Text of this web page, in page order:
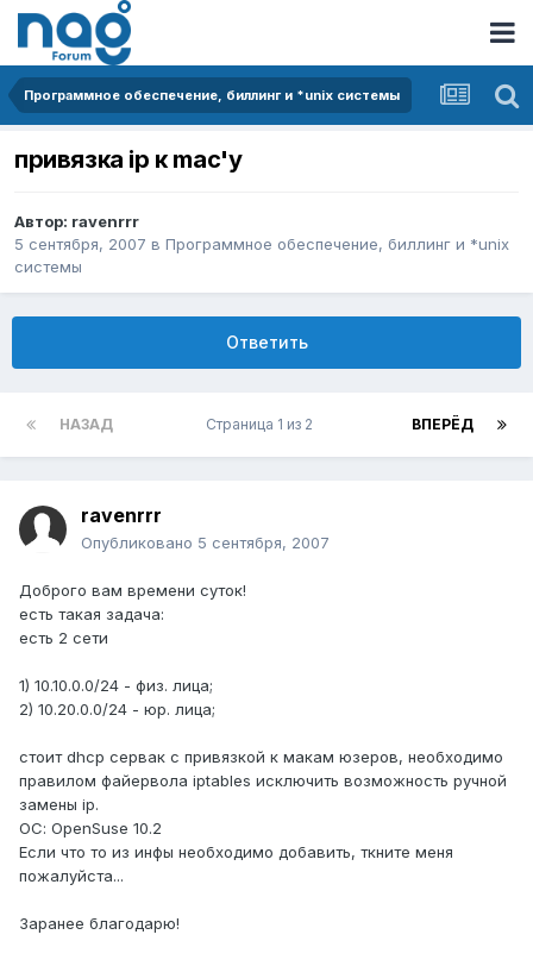
Программное обеспечение, биллинг и *unix системы
привязка ip к mac'у
Автор: ravenrrr
5 сентября, 2007 в Программное обеспечение, биллинг и *unix
системы
Ответить
НАЗАД ВПЕРЁД
Страница 1 из 2
ravenrrr
Опубликовано 5 сентября, 2007
Доброго вам времени суток!
есть такая задача:
есть 2 сети
1) 10.10.0.0/24 - физ. лица;
2) 10.20.0.0/24 - юр. лица;
стоит dhcp сервак с привязкой к макам юзеров, необходимо
правилом файервола iptables исключить возможность ручной
замены ip.
ОС: OpenSuse 10.2
Если что то из инфы необходимо добавить, ткните меня
пожалуйста...
Заранее благодарю!